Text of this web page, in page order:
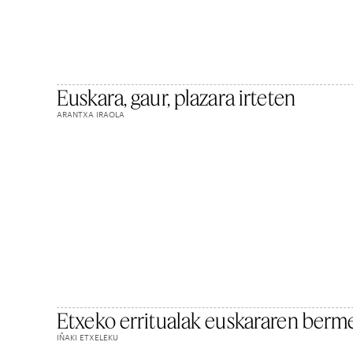
Euskara, gaur, plazara irteten
ARANTXA IRAOLA
Etxeko erritualak euskararen
IÑAKI ETXELEKU